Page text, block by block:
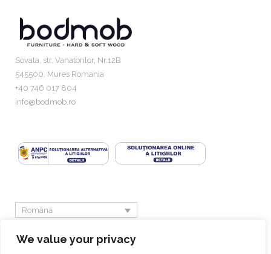
We value your privacy
Sovata, str. Vanatorilor, Nr.12B
545500, Mures Romania
+40 746 017 804
info@bodmob.ro
Română